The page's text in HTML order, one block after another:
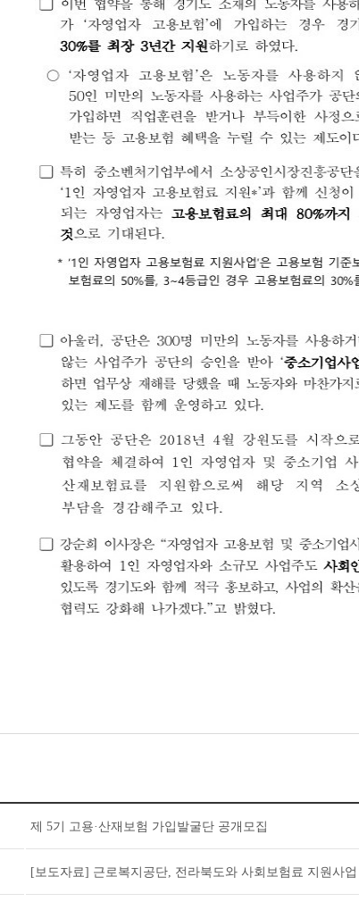
제 5기 고용·산재보험 가입발굴단 공개모집
[보도자료] 근로복지공단, 전라북도와 사회보험료 지원사